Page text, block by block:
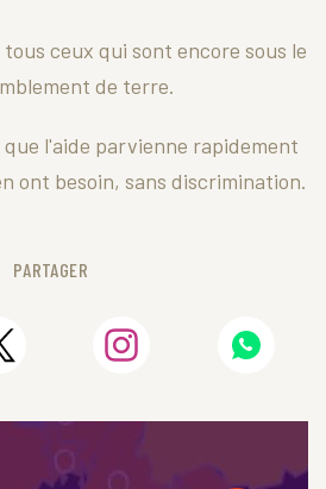
ceux qui sont encore sous le
de terre.
l'aide parvienne rapidement
ont besoin, sans discrimination.
PARTAGER